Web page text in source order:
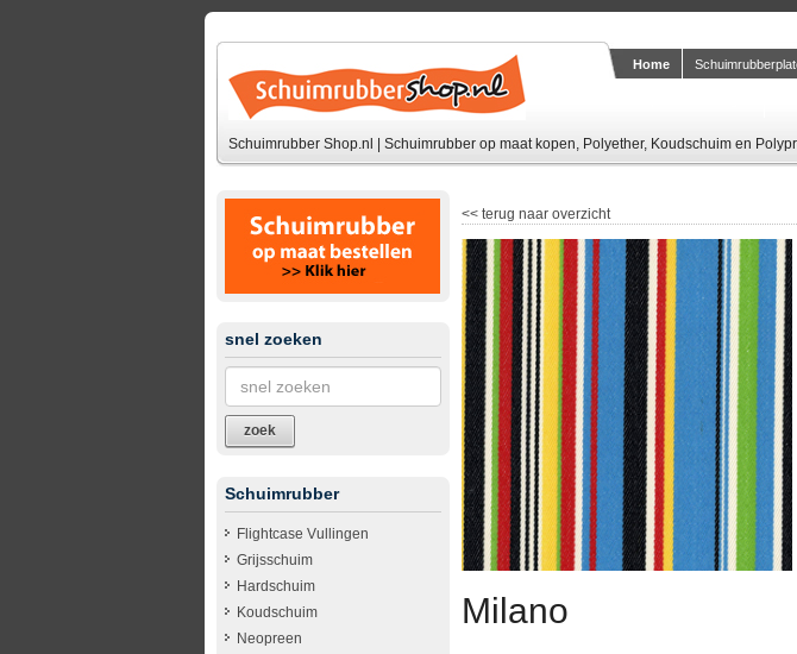
Schuimrubber Shop.nl | Schuimrubber op maat kopen, Polyether, Koudschuim en
Home
snel zoeken
zoek
Schuimrubber
Flightcase Vullingen
Grijsschuim
Hardschuim
Koudschuim
Neopreen
<< terug naar overzicht
Milano